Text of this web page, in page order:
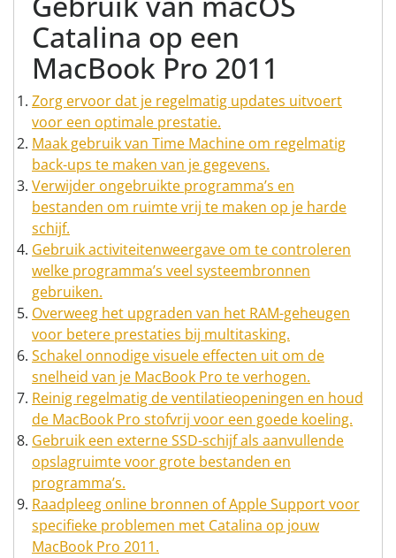
Catalina op een
MacBook Pro 2011
Zorg ervoor dat je regelmatig updates uitvoert
voor een optimale prestatie.
Maak gebruik van Time Machine om regelmatig
back-ups te maken van je gegevens.
Verwijder ongebruikte programma’s en
bestanden om ruimte vrij te maken op je harde
schijf.
Gebruik activiteitenweergave om te controleren
welke programma’s veel systeembronnen
gebruiken.
Overweeg het upgraden van het RAM-geheugen
voor betere prestaties bij multitasking.
Schakel onnodige visuele effecten uit om de
snelheid van je MacBook Pro te verhogen.
Reinig regelmatig de ventilatieopeningen en houd
de MacBook Pro stofvrij voor een goede koeling.
Gebruik een externe SSD-schijf als aanvullende
opslagruimte voor grote bestanden en
programma’s.
Raadpleeg online bronnen of Apple Support voor
specifieke problemen met Catalina op jouw
MacBook Pro 2011.